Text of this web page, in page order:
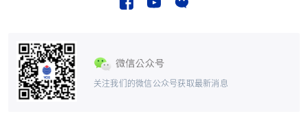
关注我们的微信公众号获取最新消息